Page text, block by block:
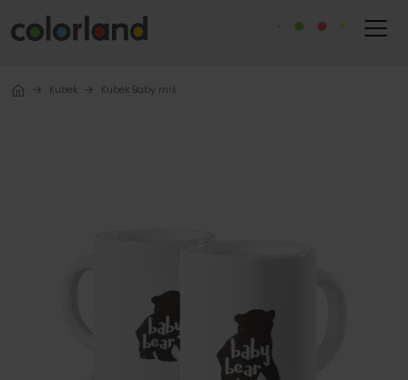
Kubek Kubek Baby miś